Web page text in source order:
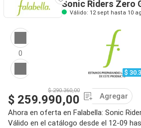
Sonic Riders Zero
Válido: 12 sept hasta 10
0
$
$ 290.360,00
$ 259.990,00
Agregar
Ahora en oferta en Falabella: Sonic
Válido en el catálogo desde el 12-09